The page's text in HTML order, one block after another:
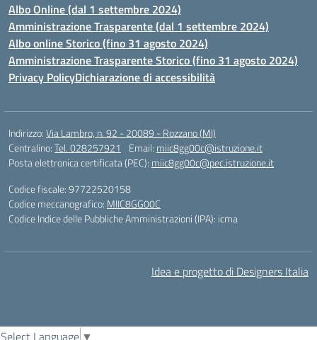
Albo Online (dal 1 settembre 2024)
Amministrazione Trasparente (dal 1 settembre 2024)
Albo online Storico (fino 31 agosto 2024)
Amministrazione Trasparente Storico (fino 31 agosto 2024)
Privacy PolicyDichiarazione di accessibilità
Indirizzo:Via Lambro, n. 92 - 20089 - Rozzano (MI)
Centralino:Tel. 028257921 Email: miic8gg00c@istruzione.it
Posta elettronica certificata (PEC): miic8gg00c@pec.istruzione.it
Codice fiscale: 97722520158
Codice meccanografico: MIIC8GG00C
Codice Indice delle Pubbliche Amministrazioni (IPA): icma
Idea e progetto di Designers Italia
Select Language ▼